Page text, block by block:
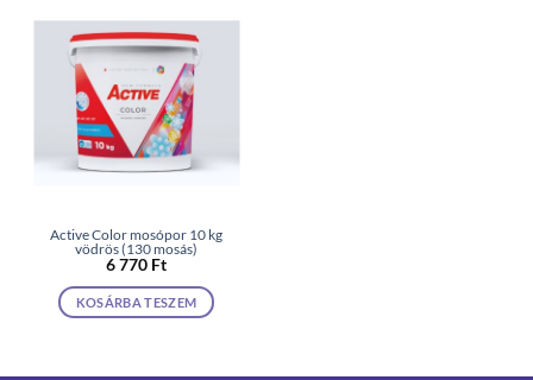
Active Color mosópor 10 kg
vödrös (130 mosás)
6 770 Ft
KOSÁRBA TESZEM